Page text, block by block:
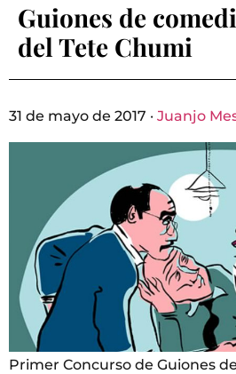
Guiones de
del Tete Chumi
31 de mayo de 2017 · Juanjo
Primer Concurso de Guiones